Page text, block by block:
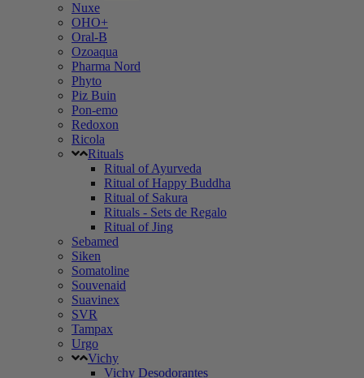
Nuxe
OHO+
Oral-B
Ozoaqua
Pharma Nord
Phyto
Piz Buin
Pon-emo
Redoxon
Ricola
Rituals
Ritual of Ayurveda
Ritual of Happy Buddha
Ritual of Sakura
Rituals - Sets de Regalo
Ritual of Jing
Sebamed
Siken
Somatoline
Souvenaid
Suavinex
SVR
Tampax
Urgo
Vichy
Vichy Desodorantes